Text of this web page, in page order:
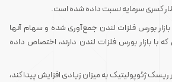
کسری سرمایه نسبت داده شده است.
بورس فلزات لندن جمع‌آوری شده و سهام آنها
با بازار بورس فلزات لندن دارند، اختصاص داده
ریسک ژئوپولیتیک به میزان زیادی افزایش پیدا کند،